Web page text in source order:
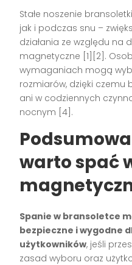
Stałe noszenie
jak i podczas snu –
działania ze względu na
magnetyczne [1][2] .
wymaganiach mogą
rozmiarów, dzięki czemu
ani w codziennych
nocnym [4] .
warto spać
Spanie w bransoletce
bezpieczne i wygodne
użytkowników, jeśli
zasad wyboru oraz